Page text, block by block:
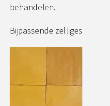
behandelen.
Bijpassende zelliges